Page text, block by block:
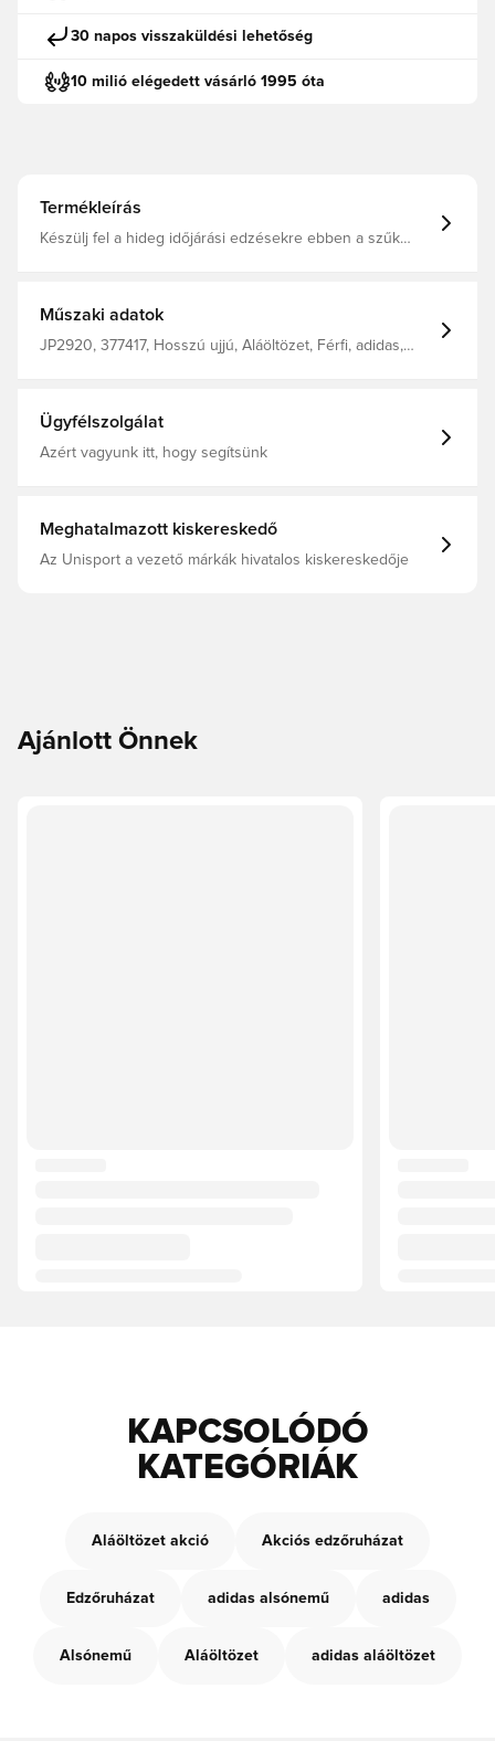
30 napos visszaküldési lehetőség
10 milió elégedett vásárló 1995 óta
Termékleírás
Készülj fel a hideg időjárási edzésekre ebben a szűk
testtől, így kényelmesen, szárazon és hűvösen tart
újrahasznosított poliészter 17% elasztán
Műszaki adatok
JP2920, 377417, Hosszú ujjú, Aláöltözet, Férfi, adidas,
Ügyfélszolgálat
Azért vagyunk itt, hogy segítsünk
Meghatalmazott kiskereskedő
Az Unisport a vezető márkák hivatalos kiskereskedője
Ajánlott Önnek
KAPCSOLÓDÓ
KATEGÓRIÁK
Aláöltözet akció Akciós edzőruházat
Edzőruházat adidas alsónemű adidas
Alsónemű Aláöltözet adidas aláöltözet